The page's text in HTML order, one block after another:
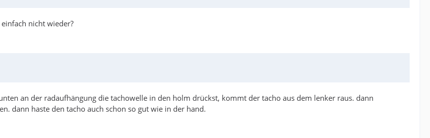
nicht wieder?
an der radaufhängung die tachowelle in den holm drückst, kommt der tacho aus dem lenker raus. dann
dann haste den tacho auch schon so gut wie in der hand.